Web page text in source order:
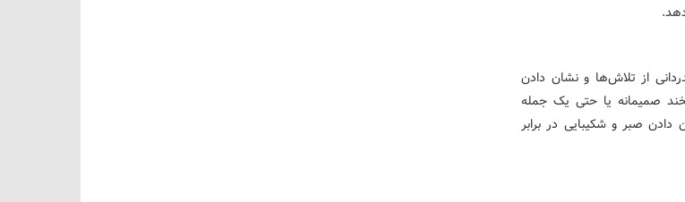
از تلاش‌ها و نشان دادن
صمیمانه یا حتی یک جمله
دادن صبر و شکیبایی در برابر